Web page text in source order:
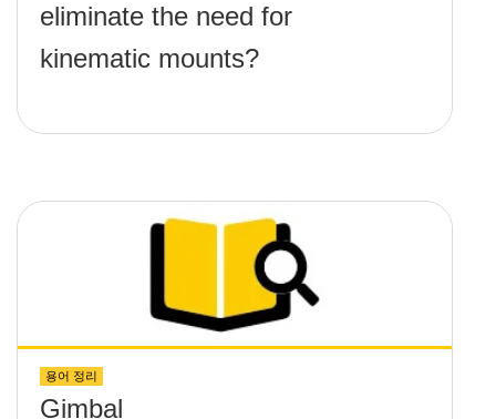
eliminate the need for
kinematic mounts?
용어 정리
Gimbal